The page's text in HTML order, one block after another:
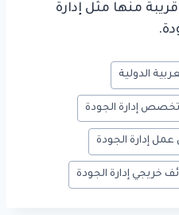
منها مثل إدارة
الدولية
تخصص إدارة الجودة
إدارة الجودة
خريجي إدارة الجودة